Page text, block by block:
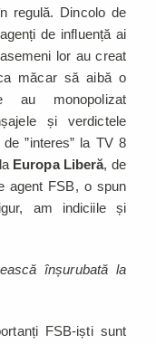
regulă. Dincolo de
de influență ai
lor au creat
măcar să aibă o
au monopolizat
și verdictele
”interes” la TV 8
Europa Liberă, de
agent FSB, o spun
am indiciile și
înșurubată la
FSB-iști sunt